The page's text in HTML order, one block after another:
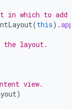
in which to add
(this).
the layout.
view.
)